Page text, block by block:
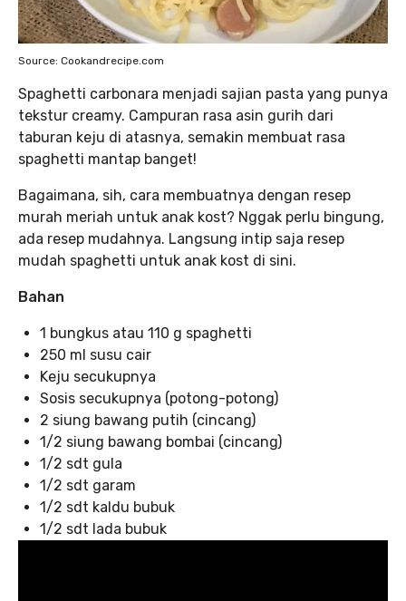
Source: Cookandrecipe.com
Spaghetti carbonara menjadi sajian pasta yang punya
tekstur creamy. Campuran rasa asin gurih dari
taburan keju di atasnya, semakin membuat rasa
spaghetti mantap banget!
Bagaimana, sih, cara membuatnya dengan resep
murah meriah untuk anak kost? Nggak perlu bingung,
ada resep mudahnya. Langsung intip saja resep
mudah spaghetti untuk anak kost di sini.
Bahan
1 bungkus atau 110 g spaghetti
250 ml susu cair
Keju secukupnya
Sosis secukupnya (potong-potong)
2 siung bawang putih (cincang)
1/2 siung bawang bombai (cincang)
1/2 sdt gula
1/2 sdt garam
1/2 sdt kaldu bubuk
1/2 sdt lada bubuk